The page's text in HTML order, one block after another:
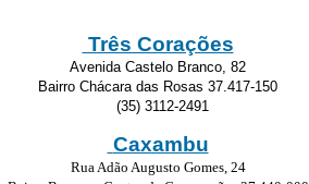
Três Corações
Avenida Castelo Branco, 82
Bairro Chácara das Rosas 37.417-150
(35) 3112-2491
Caxambu
Rua Adão Augusto Gomes, 24